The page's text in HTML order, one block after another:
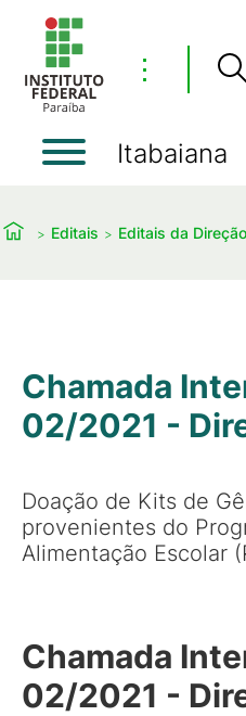
⋮
Itabaiana
Editais Editais da
Chamada
02/2021 -
Doação de Kits de
provenientes do
Alimentação Escolar
Chamada
02/2021 -